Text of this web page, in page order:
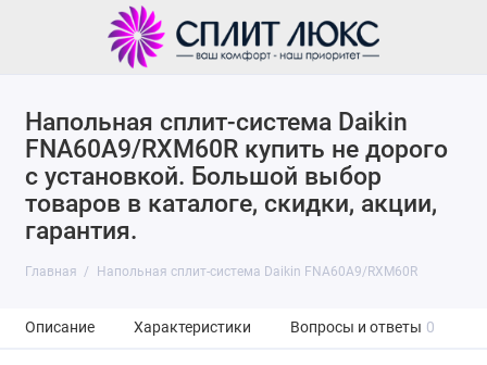
Напольная сплит-система Daikin
FNA60A9/RXM60R купить не дорого
с установкой. Большой выбор
товаров в каталоге, скидки, акции,
гарантия.
Главная Напольная сплит-система Daikin FNA60A9/RXM60R
Описание Характеристики Вопросы и ответы 0